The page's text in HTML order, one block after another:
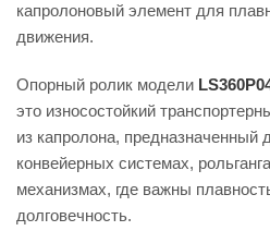
и долговечный продукт,
и точность движения шаттла
капролоновый элемент для
движения.
Опорный ролик модели
это износостойкий
из капролона, предназначенный
конвейерных системах,
механизмах, где важны
долговечность.